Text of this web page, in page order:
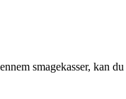
smagekasser, kan du